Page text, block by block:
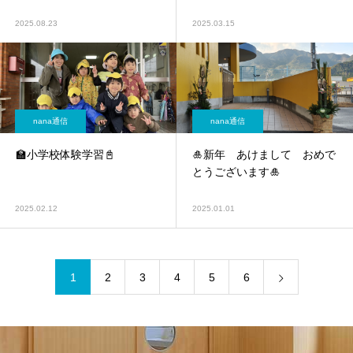
2025.08.23 2025.03.15
nana通信
🏫小学校体験学習📓
2025.02.12
nana通信
🎍新年 あけまして おめで
とうございます🎍
2025.01.01
1 2 3 4 5 6